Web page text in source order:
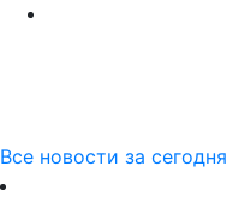
Все новости за сегодня